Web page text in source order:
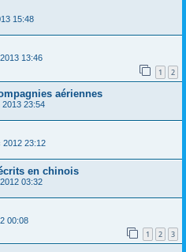
15:48
13:46
1 2
aériennes
2013 23:54
2012 23:12
en chinois
03:32
00:08
1 2 3